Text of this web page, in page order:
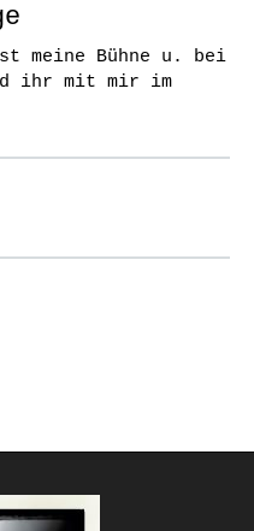
meine Bühne u. bei
ihr mit mir im